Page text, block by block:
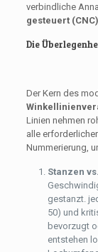
verbindliche
gesteuert
Die
Der Kern des
Linien nehmen
alle
Nummerierung,
Stanzen
gestanzt.
50) und
bevorzugt
entstehen